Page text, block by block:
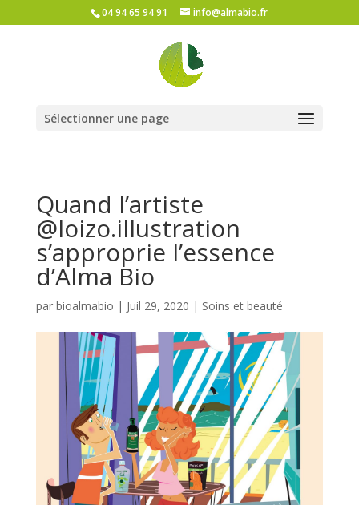
04 94 65 94 91 info@almabio.fr
Sélectionner une page
Quand l’artiste
@loizo.illustration
s’approprie l’essence
d’Alma Bio
par bioalmabio | Juil 29, 2020 | Soins et beauté